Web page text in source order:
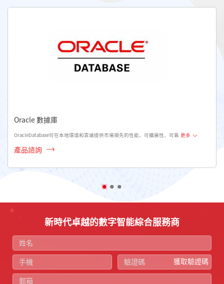
Oracle 數據庫
OracleDatabase可在本地環境和雲端提供市場領先的性能、可擴展性、可靠 更多
產品諮詢
新時代卓越的數字智能綜合服務商
獲取驗證碼